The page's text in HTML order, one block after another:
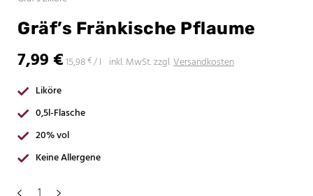
Gräf’s Fränkische Pflaume
7,99 €15,98€/l inkl. MwSt.zzgl.Versandkosten
Liköre
0,5l-Flasche
20% vol
Keine Allergene